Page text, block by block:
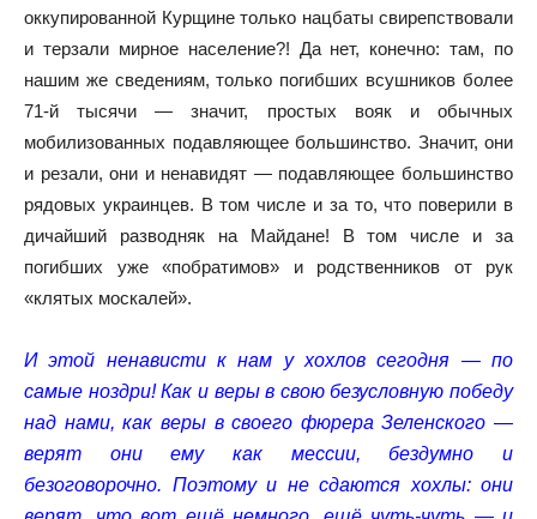
оккупированной Курщине только нацбаты свирепствовали
и терзали мирное население?! Да нет, конечно: там, по
нашим же сведениям, только погибших всушников более
71-й тысячи — значит, простых вояк и обычных
мобилизованных подавляющее большинство. Значит, они
и резали, они и ненавидят — подавляющее большинство
рядовых украинцев. В том числе и за то, что поверили в
дичайший разводняк на Майдане! В том числе и за
погибших уже «побратимов» и родственников от рук
«клятых москалей».
И этой ненависти к нам у хохлов сегодня — по
самые ноздри! Как и веры в свою безусловную победу
над нами, как веры в своего фюрера Зеленского —
верят они ему как мессии, бездумно и
безоговорочно. Поэтому и не сдаются хохлы: они